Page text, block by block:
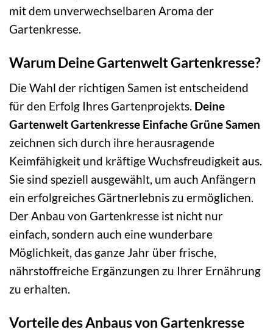
mit dem unverwechselbaren Aroma der
Gartenkresse.
Warum Deine Gartenwelt Gartenkresse?
Die Wahl der richtigen Samen ist entscheidend
für den Erfolg Ihres Gartenprojekts. Deine
Gartenwelt Gartenkresse Einfache Grüne Samen
zeichnen sich durch ihre herausragende
Keimfähigkeit und kräftige Wuchsfreudigkeit aus.
Sie sind speziell ausgewählt, um auch Anfängern
ein erfolgreiches Gärtnerlebnis zu ermöglichen.
Der Anbau von Gartenkresse ist nicht nur
einfach, sondern auch eine wunderbare
Möglichkeit, das ganze Jahr über frische,
nährstoffreiche Ergänzungen zu Ihrer Ernährung
zu erhalten.
Vorteile des Anbaus von Gartenkresse